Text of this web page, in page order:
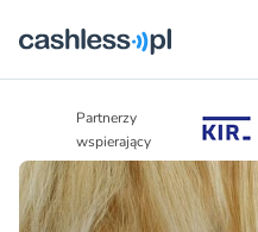
Partnerzy
wspierający